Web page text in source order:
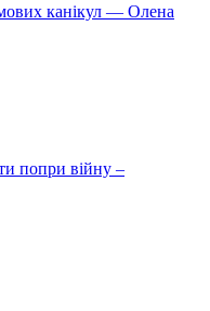
канікул — Олена
попри війну –